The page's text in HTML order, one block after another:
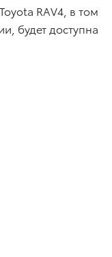
RAV4, в том
будет доступна